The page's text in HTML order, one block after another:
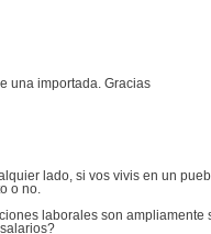
una importada. Gracias
lado, si vos vivis en un
o no.
laborales son ampliamente